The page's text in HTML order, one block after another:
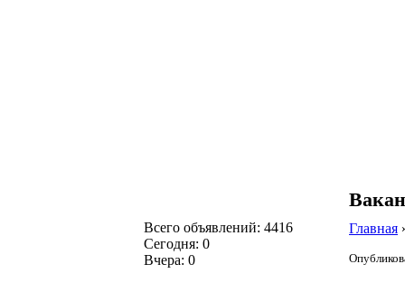
Всего объявлений: 4416
Сегодня: 0
Вчера: 0
Главная